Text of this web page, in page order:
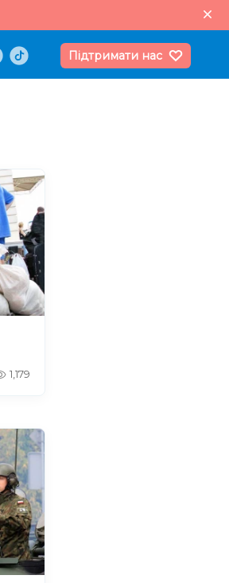
Підтримати нас
1,179